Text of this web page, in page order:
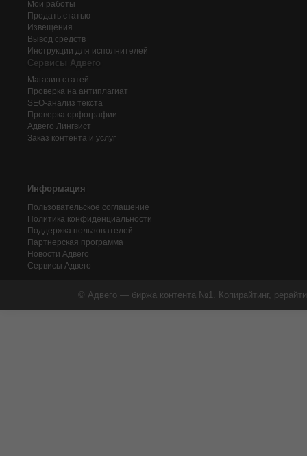
Мои работы
Продать статью
Извещения
Вывод средств
Инструкции для исполнителей
Сервисы Адвего
Магазин статей
Проверка на антиплагиат
SEO-анализ текста
Проверка орфографии
Адвего Лингвист
Заказ контента и услуг
Информация
Пользовательское соглашение
Политика конфиденциальности
Поддержка пользователей
Партнерская программа
Новости Адвего
Сервисы Адвего
© Адвего — биржа контента №1. Копирайтинг,